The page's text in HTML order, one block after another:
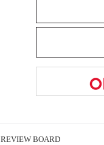
REVIEW BOARD